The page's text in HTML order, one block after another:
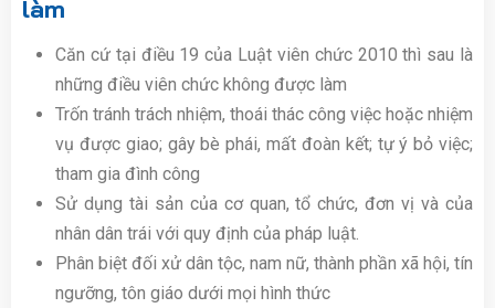
làm
Căn cứ tại điều 19 của Luật viên chức 2010 thì sau là
những điều viên chức không được làm
Trốn tránh trách nhiệm, thoái thác công việc hoặc nhiệm
vụ được giao; gây bè phái, mất đoàn kết; tự ý bỏ việc;
tham gia đình công
Sử dụng tài sản của cơ quan, tổ chức, đơn vị và của
nhân dân trái với quy định của pháp luật.
Phân biệt đối xử dân tộc, nam nữ, thành phần xã hội, tín
ngưỡng, tôn giáo dưới mọi hình thức